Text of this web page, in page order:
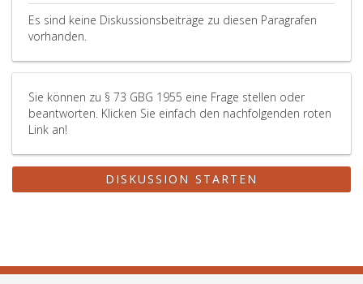
Es sind keine Diskussionsbeiträge zu diesen Paragrafen
vorhanden.
Sie können zu § 73 GBG 1955 eine Frage stellen oder
beantworten. Klicken Sie einfach den nachfolgenden roten
Link an!
DISKUSSION STARTEN